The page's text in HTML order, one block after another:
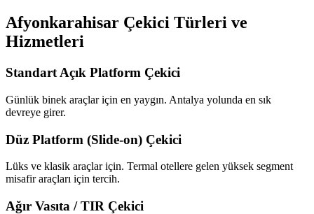
Afyonkarahisar Çekici Türleri ve
Hizmetleri
Standart Açık Platform Çekici
Günlük binek araçlar için en yaygın. Antalya yolunda en sık
devreye girer.
Düz Platform (Slide-on) Çekici
Lüks ve klasik araçlar için. Termal otellere gelen yüksek segment
misafir araçları için tercih.
Ağır Vasıta / TIR Çekici